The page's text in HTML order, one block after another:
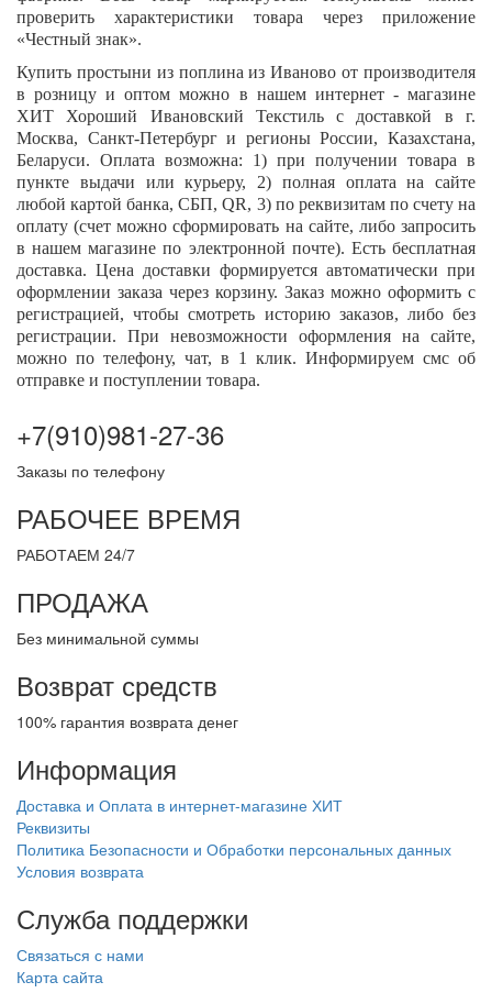
проверить характеристики товара через приложение
«Честный знак».
Купить простыни из поплина из Иваново от производителя
в розницу и оптом можно в нашем интернет - магазине
ХИТ Хороший Ивановский Текстиль с доставкой в г.
Москва, Санкт-Петербург и регионы России, Казахстана,
Беларуси. Оплата возможна: 1) при получении товара в
пункте выдачи или курьеру, 2) полная оплата на сайте
любой картой банка, СБП,QR, 3) по реквизитам по счету на
оплату (счет можно сформировать на сайте, либо запросить
в нашем магазине по электронной почте). Есть бесплатная
доставка. Цена доставки формируется автоматически при
оформлении заказа через корзину. Заказ можно оформить с
регистрацией, чтобы смотреть историю заказов, либо без
регистрации. При невозможности оформления на сайте,
можно по телефону, чат, в 1 клик. Информируем смс об
отправке и поступлении товара.
+7(910)981-27-36
Заказы по телефону
РАБОЧЕЕ ВРЕМЯ
РАБОТАЕМ 24/7
ПРОДАЖА
Без минимальной суммы
Возврат средств
100% гарантия возврата денег
Информация
Доставка и Оплата в интернет-магазине ХИТ
Реквизиты
Политика Безопасности и Обработки персональных данных
Условия возврата
Служба поддержки
Связаться с нами
Карта сайта